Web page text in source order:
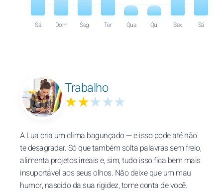
Sá Dom Seg Ter Qua Qui Sex Sá
Trabalho
★★★★★
A Lua cria um clima bagunçado — e isso pode até não
te desagradar. Só que também solta palavras sem freio,
alimenta projetos irreais e, sim, tudo isso fica bem mais
insuportável aos seus olhos. Não deixe que um mau
humor, nascido da sua rigidez, tome conta de você.